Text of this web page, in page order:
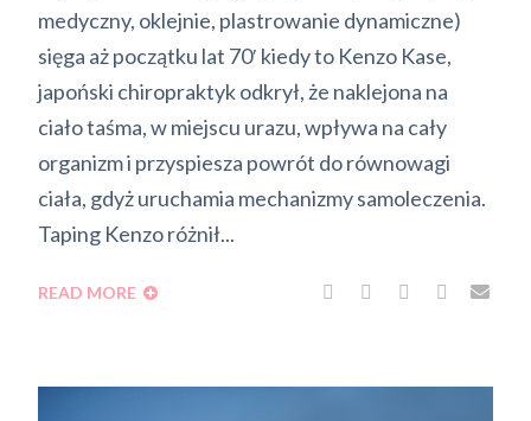
medyczny, oklejnie, plastrowanie dynamiczne)
sięga aż początku lat 70′ kiedy to Kenzo Kase,
japoński chiropraktyk odkrył, że naklejona na
ciało taśma, w miejscu urazu, wpływa na cały
organizm i przyspiesza powrót do równowagi
ciała, gdyż uruchamia mechanizmy samoleczenia.
Taping Kenzo różnił...
READ MORE